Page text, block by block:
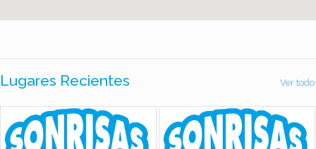
Lugares Recientes Ver todo